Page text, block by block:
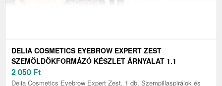
DELIA COSMETICS EYEBROW EXPERT ZEST
SZEMÖLDÖKFORMÁZÓ KÉSZLET ÁRNYALAT 1.1
GRAPHITE BLACK 1 DB
2 050 Ft
Delia Cosmetics Eyebrow Expert Zest, 1 db, Szempillaspirálok és